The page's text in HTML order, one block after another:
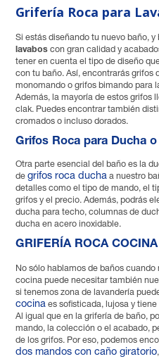
Grifería Roca para
Si estás diseñando tu nuevo baño, y
lavaboscon gran calidad y
tener en cuenta el tipo de diseño
con tu baño. Así, encontrarás grifos
monomando o grifos bimando para
Además, la mayoría de estos grifos
clak. Puedes encontrar también
cromados o incluso dorados.
Grifos Roca para Ducha
Otra parte esencial del baño es la
de grifos roca duchaa nuestro
detalles como el tipo de mando, el
grifos y el precio. Además, podrás
ducha para techo, columnas de
ducha en acero inoxidable.
GRIFERÍA ROCA COCINA
No sólo hablamos de baños
cocina puede necesitar también
si tenemos zona de lavandería
cocinaes sofisticada, lujosa y
Al igual que en la grifería de baño,
mando, la colección o el acabado,
de los grifos. Por eso, podemos
dos mandos con caño giratorio